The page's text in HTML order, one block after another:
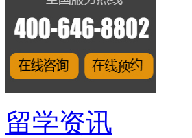
留学资讯